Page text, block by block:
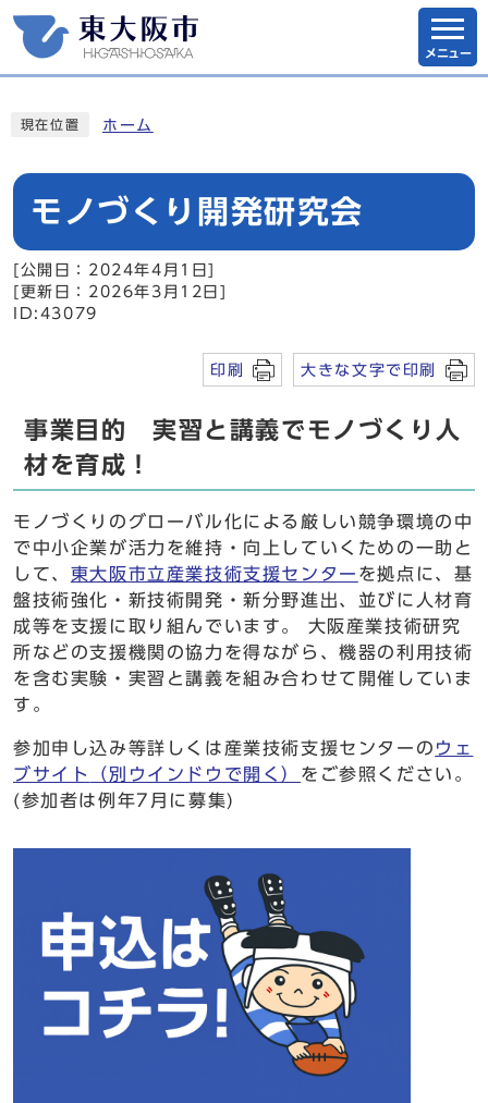
メニュー
現在位置 ホーム
モノづくり開発研究会
[公開日：2024年4月1日]
[更新日：2026年3月12日]
ID:43079
印刷 大きな文字で印刷
事業目的 実習と講義でモノづくり人
材を育成！
モノづくりのグローバル化による厳しい競争環境の中
で中小企業が活力を維持・向上していくための一助と
して、 東大阪市立産業技術支援センター を拠点に、基
盤技術強化・新技術開発・新分野進出、並びに人材育
成等を支援に取り組んでいます。 大阪産業技術研究
所などの支援機関の協力を得ながら、機器の利用技術
を含む実験・実習と講義を組み合わせて開催していま
す。
参加申し込み等詳しくは産業技術支援センターの ウェ
ブサイト
（別ウインドウで開く） をご参照ください。
(参加者は例年7月に募集)